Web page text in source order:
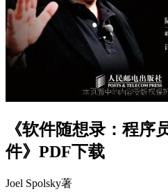
《软件随想录：程序
件》PDF下载
Joel Spolsky著